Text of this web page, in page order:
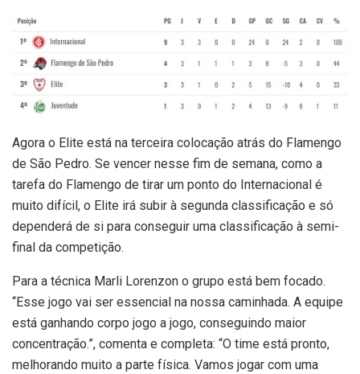
Agora o Elite está na terceira colocação atrás do Flamengo
de São Pedro. Se vencer nesse fim de semana, como a
tarefa do Flamengo de tirar um ponto do Internacional é
muito difícil, o Elite irá subir à segunda classificação e só
dependerá de si para conseguir uma classificação à semi-
final da competição.
Para a técnica Marli Lorenzon o grupo está bem focado.
“Esse jogo vai ser essencial na nossa caminhada. A equipe
está ganhando corpo jogo a jogo, conseguindo maior
concentração.”, comenta e completa: “O time está pronto,
melhorando muito a parte física. Vamos jogar com uma